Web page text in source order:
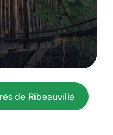
de Ribeauvillé